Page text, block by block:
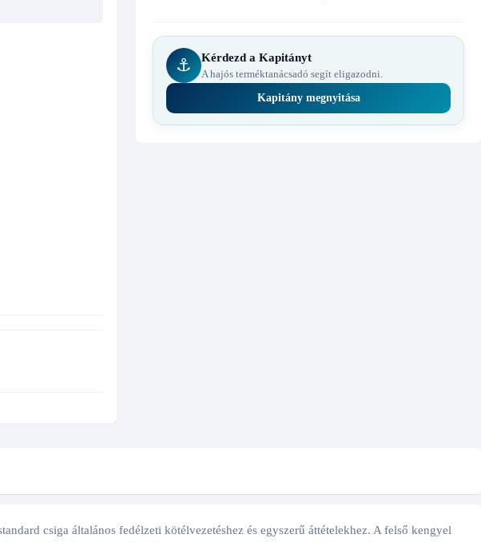
⚓ Kérdezd a Kapitányt
A hajós terméktanácsadó segít eligazodni.
Kapitány megnyitása
csiga általános fedélzeti kötélvezetéshez és egyszerű áttételekhez. A felső kengyel